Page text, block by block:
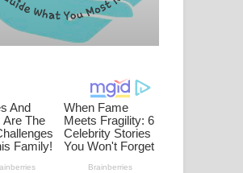
Obamai Mage Adare Song Lyrics -
Pansal Gihin Song Lyrics - පන්සල් ගිහිං
ගීතයේ පද පෙළ
Ankeliya Song Lyrics - අංකෙළිය ගීතයේ